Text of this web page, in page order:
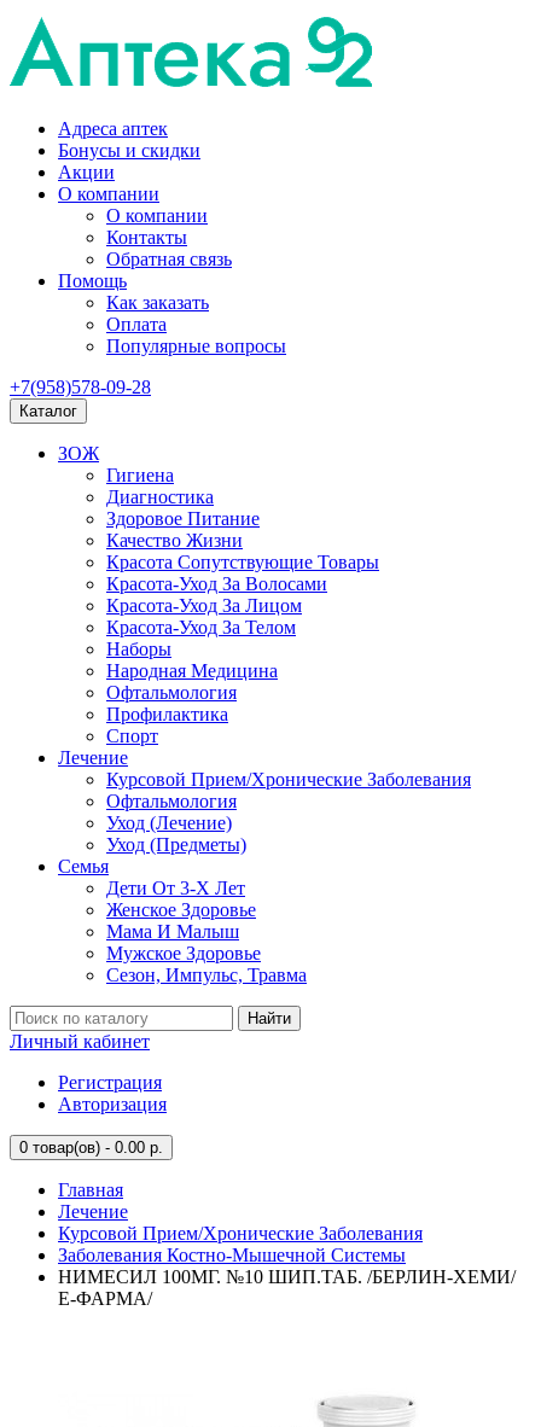
Адреса аптек
Бонусы и скидки
Акции
О компании
О компании
Контакты
Обратная связь
Помощь
Как заказать
Оплата
Популярные вопросы
+7(958)578-09-28
Каталог
ЗОЖ
Гигиена
Диагностика
Здоровое Питание
Качество Жизни
Красота Сопутствующие Товары
Красота-Уход За Волосами
Красота-Уход За Лицом
Красота-Уход За Телом
Наборы
Народная Медицина
Офтальмология
Профилактика
Спорт
Лечение
Курсовой Прием/Хронические Заболевания
Офтальмология
Уход (Лечение)
Уход (Предметы)
Семья
Дети От 3-Х Лет
Женское Здоровье
Мама И Малыш
Мужское Здоровье
Сезон, Импульс, Травма
Найти
Личный кабинет
Регистрация
Авторизация
0 товар(ов) - 0.00 р.
Главная
Лечение
Курсовой Прием/Хронические Заболевания
Заболевания Костно-Мышечной Системы
НИМЕСИЛ 100МГ. №10 ШИП.ТАБ. /БЕРЛИН-ХЕМИ/
Е-ФАРМА/